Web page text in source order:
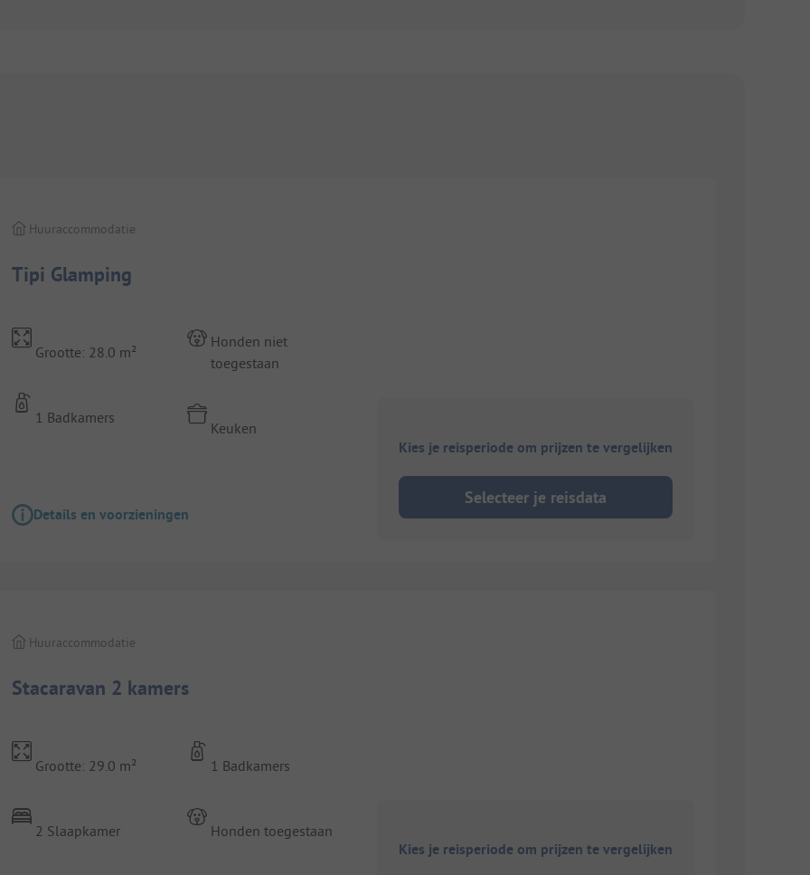
Tipi Glamping
Huuraccommodatie
Grootte: 28.0 m²
1 Badkamers
Honden niet
toegestaan
Keuken
Details en voorzieningen
Kies je reisperiode om prijzen te vergelijken
Selecteer je reisdata
Stacaravan 2 kamers
Huuraccommodatie
Grootte: 29.0 m²
2 Slaapkamer
1 Badkamers
Honden toegestaan
Kies je reisperiode om prijzen te vergelijken